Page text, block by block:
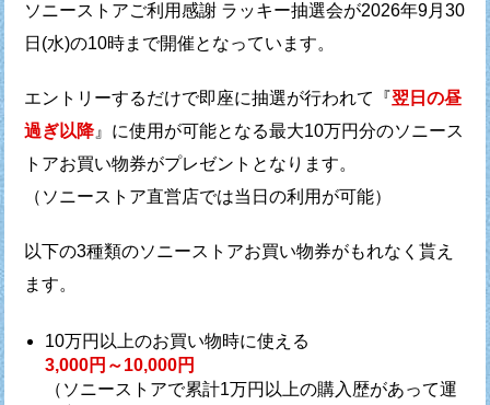
ソニーストアご利用感謝 ラッキー抽選会が2026年9月30
日(水)の10時まで開催となっています。
エントリーするだけで即座に抽選が行われて 『翌日の昼
過ぎ以降』に使用が可能となる最大10万円分のソニース
トアお買い物券がプレゼントとなります。
（ソニーストア直営店では当日の利用が可能）
以下の3種類のソニーストアお買い物券がもれなく貰え
ます。
10万円以上のお買い物時に使える
3,000円～10,000円
（ソニーストアで累計1万円以上の購入歴があって運